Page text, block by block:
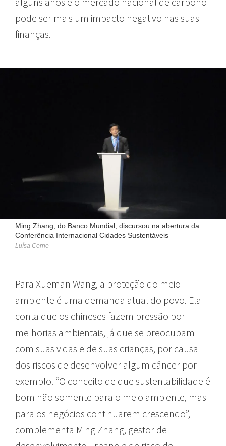
pode ser mais um impacto negativo nas suas
finanças.
Ming Zhang, do Banco Mundial, discursou na abertura da
Conferência Internacional Cidades Sustentáveis
Luísa Cerne
Para Xueman Wang, a proteção do meio
ambiente é uma demanda atual do povo. Ela
conta que os chineses fazem pressão por
melhorias ambientais, já que se preocupam
com suas vidas e de suas crianças, por causa
dos riscos de desenvolver algum câncer por
exemplo. “O conceito de que sustentabilidade é
bom não somente para o meio ambiente, mas
para os negócios continuarem crescendo”,
complementa Ming Zhang, gestor de